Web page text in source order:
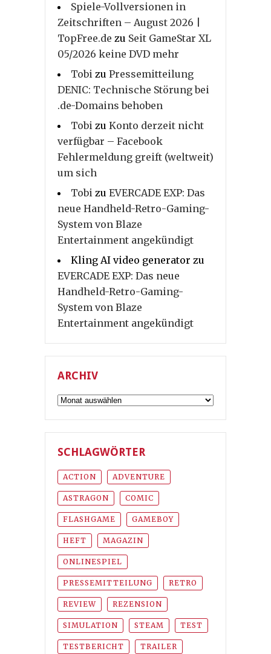
Spiele-Vollversionen in
Zeitschriften – August 2026 |
TopFree.de zu Seit GameStar XL
05/2026 keine DVD mehr
Tobi zu Pressemitteilung
DENIC: Technische Störung bei
.de-Domains behoben
Tobi zu Konto derzeit nicht
verfügbar – Facebook
Fehlermeldung greift (weltweit)
um sich
Tobi zu EVERCADE EXP: Das
neue Handheld-Retro-Gaming-
System von Blaze
Entertainment angekündigt
Kling AI video generator zu
EVERCADE EXP: Das neue
Handheld-Retro-Gaming-
System von Blaze
Entertainment angekündigt
ARCHIV
Archiv
SCHLAGWÖRTER
ACTION ADVENTURE
ASTRAGON COMIC
FLASHGAME GAMEBOY
HEFT MAGAZIN
ONLINESPIEL
PRESSEMITTEILUNG RETRO
REVIEW REZENSION
SIMULATION STEAM TEST
TESTBERICHT TRAILER